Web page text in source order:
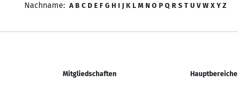
Nachname: A B C D E F G H I J K L M N O P Q R S T U V W X Y Z
Mitgliedschaften Hauptbereiche